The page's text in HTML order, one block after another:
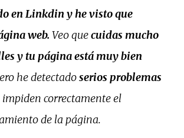
en Linkdin y he visto que
web. Veo quecuidas mucho
y tu página está muy bien
he detectadoserios problemas
impiden correctamente el
de la página.